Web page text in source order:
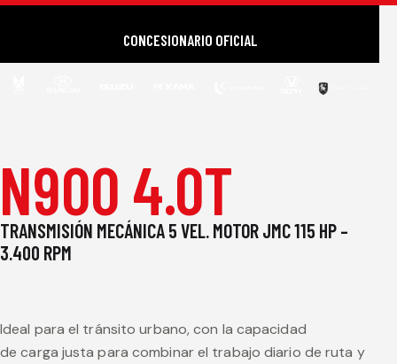
CONCESIONARIO OFICIAL
N900 4.0T
TRANSMISIÓN MECÁNICA 5 VEL. MOTOR JMC 115 HP –
3.400 RPM
Ideal para el tránsito urbano, con la capacidad
de carga justa para combinar el trabajo diario de ruta y